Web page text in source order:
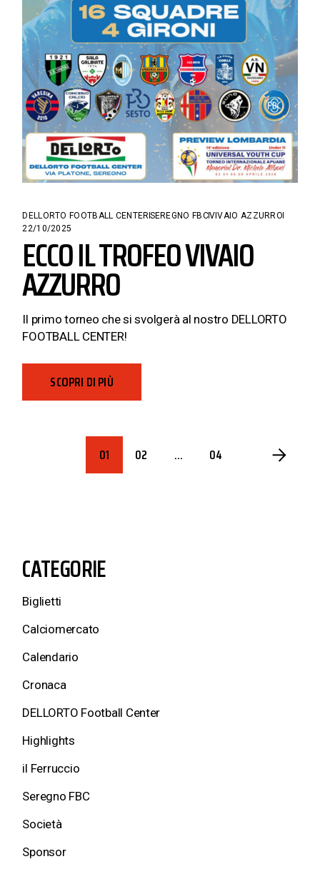
DELLORTO FOOTBALL CENTERSEREGNO FBCVIVAIO AZZURRO
22/10/2025
ECCO IL TROFEO VIVAIO
AZZURRO
Il primo torneo che si svolgerà al nostro DELLORTO
FOOTBALL CENTER!
SCOPRI DI PIÙ
PAGINAZIONE
01 02 … 04
CATEGORIE
Biglietti
Calciomercato
Calendario
Cronaca
DELLORTO Football Center
Highlights
il Ferruccio
Seregno FBC
Società
Sponsor